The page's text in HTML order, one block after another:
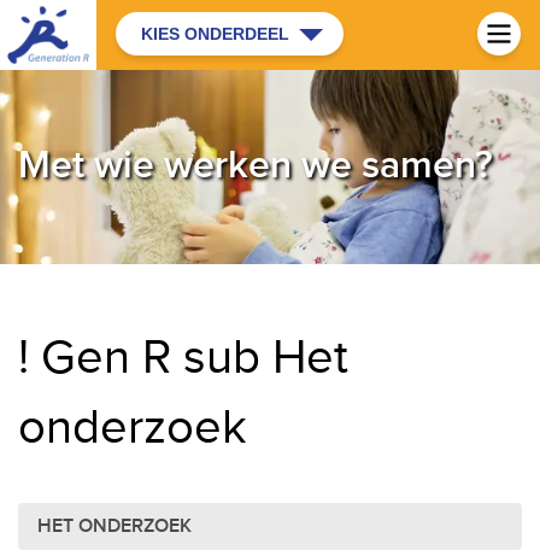
KIES ONDERDEEL
Met wie werken we samen?
! Gen R sub Het
onderzoek
HET ONDERZOEK